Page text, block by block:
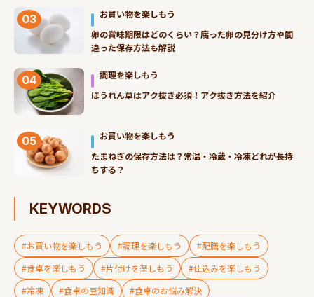
03
お買い物を楽しもう
卵の賞味期限はどのくらい？腐った卵の見分け方や間
違った保存方法も解説
04
調理を楽しもう
ほうれん草はアク抜き必須！アク抜き方法を紹介
05
お買い物を楽しもう
たまねぎの保存方法は？常温・冷蔵・冷凍どれが長持
ちする？
KEYWORDS
#お買い物を楽しもう #調理を楽しもう
#配膳を楽しもう
#食卓を楽しもう
#片付けを楽しもう
#仕込みを楽しもう
#冷凍
#食卓の豆知識
#食卓のお悩み解決